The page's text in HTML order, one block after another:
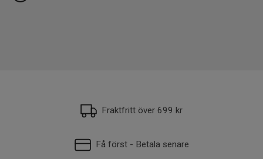
Fraktfritt över 699 kr
Få först - Betala senare